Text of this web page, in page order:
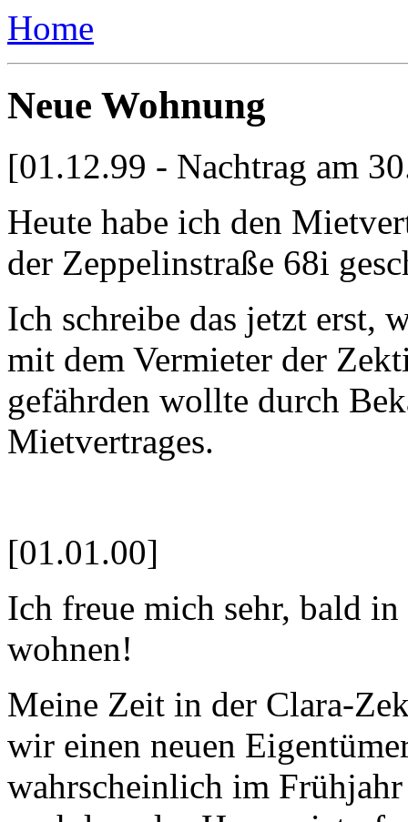
Home
Neue Wohnung
[01.12.99 - Nachtrag am
Heute habe ich den
der Zeppelinstraße 68i
Ich schreibe das jetzt erst,
mit dem Vermieter der
gefährden wollte durch
Mietvertrages.
[01.01.00]
Ich freue mich sehr, bald
wohnen!
Meine Zeit in der Clara-
wir einen neuen
wahrscheinlich im